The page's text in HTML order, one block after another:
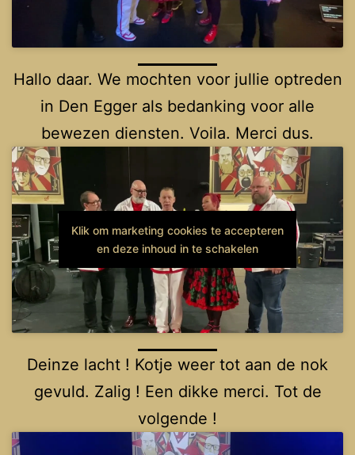
Hallo daar. We mochten voor jullie optreden
in Den Egger als bedanking voor alle
bewezen diensten. Voila. Merci dus.
Klik om marketing cookies te accepteren
en deze inhoud in te schakelen
Deinze lacht ! Kotje weer tot aan de nok
gevuld. Zalig ! Een dikke merci. Tot de
volgende !